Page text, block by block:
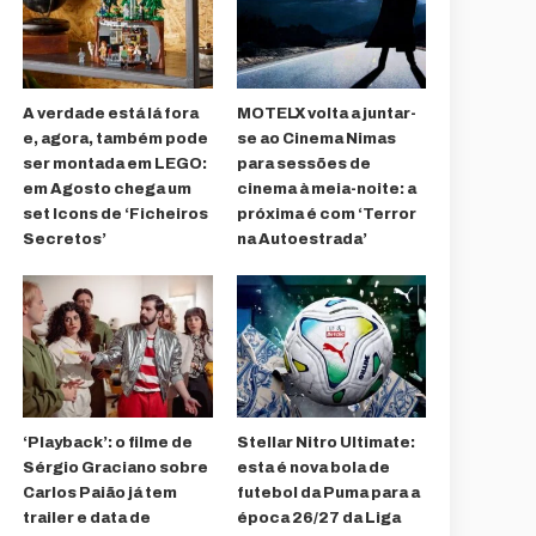
A verdade está lá fora
e, agora, também pode
ser montada em LEGO:
em Agosto chega um
set Icons de ‘Ficheiros
Secretos’
MOTELX volta a juntar-
se ao Cinema Nimas
para sessões de
cinema à meia-noite: a
próxima é com ‘Terror
na Autoestrada’
‘Playback’: o filme de
Sérgio Graciano sobre
Carlos Paião já tem
trailer e data de
Stellar Nitro Ultimate:
esta é nova bola de
futebol da Puma para a
época 26/27 da Liga